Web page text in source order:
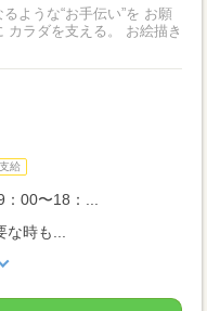
ような“お手伝い”を お願
給
00〜18：...
時も...